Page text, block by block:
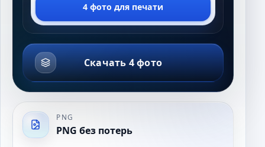
4 фото для печати
Скачать 4 фото
PNG
PNG без потерь